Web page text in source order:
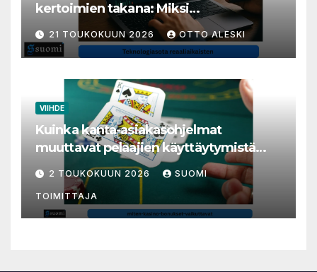
kertoimien takana: Miksi
millisekunneista tuli livenäpyttelyn
tärkein valuutta
21 TOUKOKUUN 2026 OTTO ALESKI
VIIHDE
Kuinka kanta-asiakasohjelmat
muuttavat pelaajien käyttäytymistä
nettikasinoilla
2 TOUKOKUUN 2026 SUOMI
TOIMITTAJA